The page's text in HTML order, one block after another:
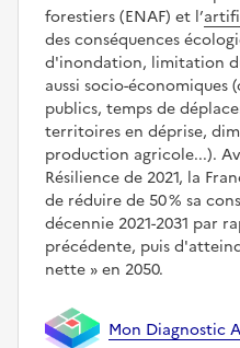
forestiers (ENAF) et l’
des conséquences
d'inondation, limitation
aussi socio-économiques
publics, temps de
territoires en déprise,
production agricole...).
Résilience de 2021, la
de réduire de 50 % sa
décennie 2021-2031 par
précédente, puis
nette
en 2050.
Mon Diagnostic